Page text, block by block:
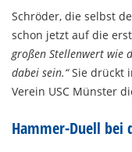
Schröder, die selbst
schon jetzt auf die
großen Stellenwert wie
dabei sein.“Sie drückt
Verein USC Münster
Hammer-Duell bei